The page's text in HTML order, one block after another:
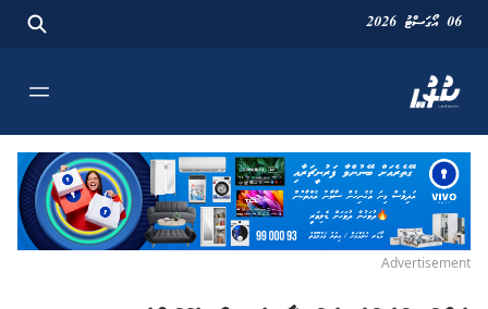
06 އޯގަސްޓު 2026
Advertisement